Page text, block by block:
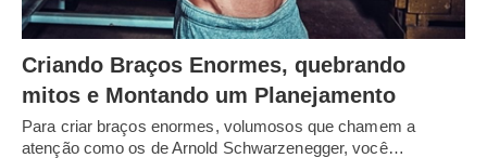
Criando Braços Enormes, quebrando
mitos e Montando um Planejamento
Para criar braços enormes, volumosos que chamem a
atenção como os de Arnold Schwarzenegger, você…